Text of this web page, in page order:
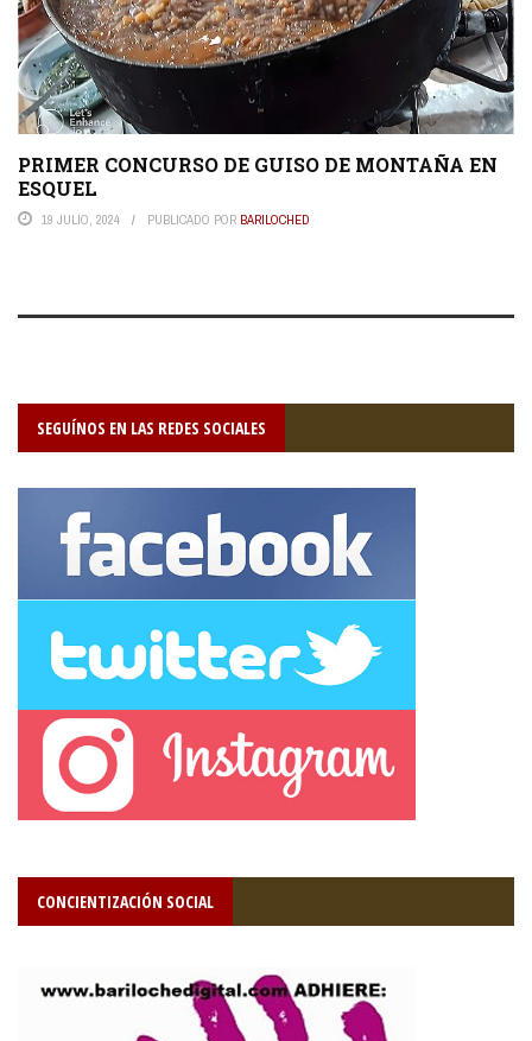
PRIMER CONCURSO DE GUISO DE MONTAÑA EN
ESQUEL
19 JULIO, 2024 PUBLICADO POR BARILOCHED
SEGUÍNOS EN LAS REDES SOCIALES
CONCIENTIZACIÓN SOCIAL